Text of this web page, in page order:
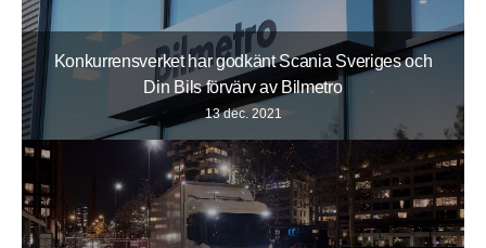
Konkurrensverket har godkänt Scania Sveriges och
Din Bils förvärv av Bilmetro
13 dec. 2021